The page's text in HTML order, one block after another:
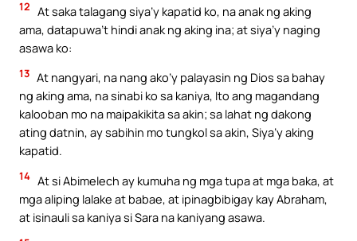
12 At saka talagang siya’y kapatid ko, na anak ng aking
ama, datapuwa’t hindi anak ng aking ina; at siya’y naging
asawa ko:
13 At nangyari, na nang ako’y palayasin ng Dios sa bahay
ng aking ama, na sinabi ko sa kaniya, Ito ang magandang
kalooban mo na maipakikita sa akin; sa lahat ng dakong
ating datnin, ay sabihin mo tungkol sa akin, Siya’y aking
kapatid.
14 At si Abimelech ay kumuha ng mga tupa at mga baka, at
mga aliping lalake at babae, at ipinagbibigay kay Abraham,
at isinauli sa kaniya si Sara na kaniyang asawa.